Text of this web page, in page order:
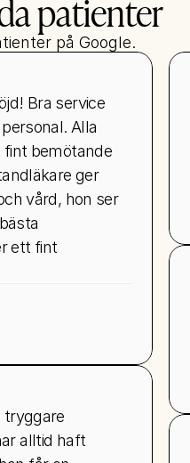
patienter
på Google.
Bra service
Alla
fint bemötande
ger
vård, hon ser
ett fint
tryggare
alltid haft